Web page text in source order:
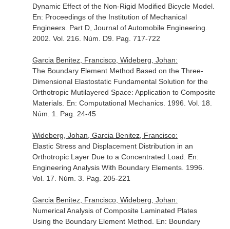
Dynamic Effect of the Non-Rigid Modified Bicycle Model.
En: Proceedings of the Institution of Mechanical
Engineers. Part D, Journal of Automobile Engineering
2002. Vol. 216. Núm. D9. Pag. 717-722
Garcia Benitez, Francisco, Wideberg, Johan:
The Boundary Element Method Based on the Three-
Dimensional Elastostatic Fundamental Solution for the
Orthotropic Mutilayered Space: Application to Composite
Materials. En: Computational Mechanics. 1996. Vol. 18.
Núm. 1. Pag. 24-45
Wideberg, Johan, Garcia Benitez, Francisco:
Elastic Stress and Displacement Distribution in an
Orthotropic Layer Due to a Concentrated Load. En:
Engineering Analysis With Boundary Elements. 1996.
Vol. 17. Núm. 3. Pag. 205-221
Garcia Benitez, Francisco, Wideberg, Johan:
Numerical Analysis of Composite Laminated Plates
Using the Boundary Element Method. En: Boundary